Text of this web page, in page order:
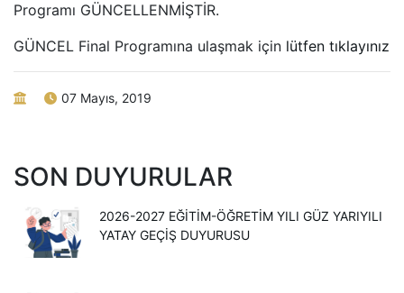
Programı GÜNCELLENMİŞTİR.
GÜNCEL Final Programına ulaşmak için lütfen tıklayınız
07 Mayıs, 2019
SON DUYURULAR
2026-2027 EĞITIM-ÖĞRETIM YILI GÜZ YARIYILI
YATAY GEÇIŞ DUYURUSU